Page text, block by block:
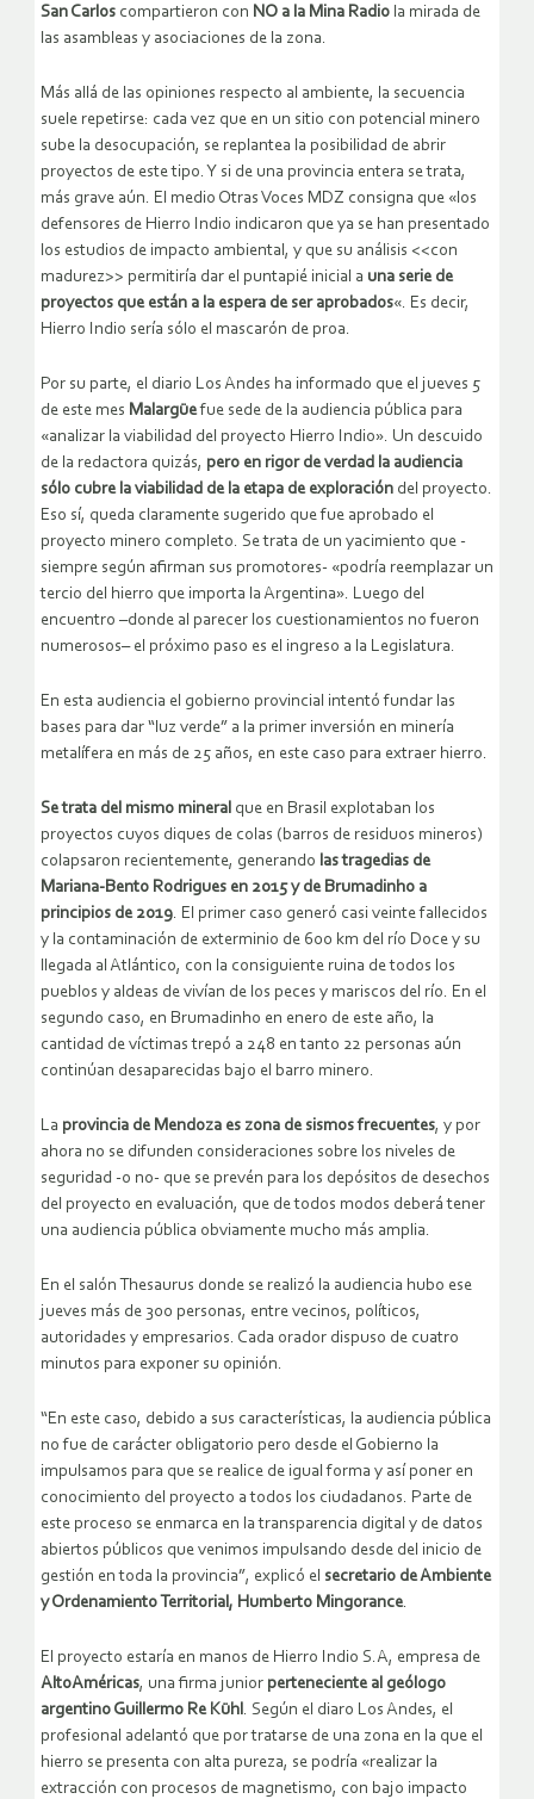
San Carlos compartieron con NO a la Mina Radio la mirada de
las asambleas y asociaciones de la zona.
Más allá de las opiniones respecto al ambiente, la secuencia
suele repetirse: cada vez que en un sitio con potencial minero
sube la desocupación, se replantea la posibilidad de abrir
proyectos de este tipo. Y si de una provincia entera se trata,
más grave aún. El medio Otras Voces MDZ consigna que «los
defensores de Hierro Indio indicaron que ya se han presentado
los estudios de impacto ambiental, y que su análisis <<con
madurez>> permitiría dar el puntapié inicial a una serie de
proyectos que están a la espera de ser aprobados«. Es decir,
Hierro Indio sería sólo el mascarón de proa.
Por su parte, el diario Los Andes ha informado que el jueves 5
de este mes Malargüefue sede de la audiencia pública para
«analizar la viabilidad del proyecto Hierro Indio». Un descuido
de la redactora quizás, pero en rigor de verdad la audiencia
sólo cubre la viabilidad de la etapa de exploración del proyecto.
Eso sí, queda claramente sugerido que fue aprobado el
proyecto minero completo. Se trata de un yacimiento que -
siempre según afirman sus promotores- «podría reemplazar un
tercio del hierro que importa la Argentina». Luego del
encuentro –donde al parecer los cuestionamientos no fueron
numerosos– el próximo paso es el ingreso a la Legislatura.
En esta audiencia el gobierno provincial intentó fundar las
bases para dar “luz verde” a la primer inversión en minería
metalífera en más de 25 años, en este caso para extraer hierro.
Se trata del mismo mineral que en Brasil explotaban los
proyectos cuyos diques de colas (barros de residuos mineros)
colapsaron recientemente, generando las tragedias de
Mariana-Bento Rodrigues en 2015 y de Brumadinho a
principios de 2019. El primer caso generó casi veinte fallecidos
y la contaminación de exterminio de 600 km del río Doce y su
llegada al Atlántico, con la consiguiente ruina de todos los
pueblos y aldeas de vivían de los peces y mariscos del río. En el
segundo caso, en Brumadinho en enero de este año, la
cantidad de víctimas trepó a 248 en tanto 22 personas aún
continúan desaparecidas bajo el barro minero.
La provincia de Mendoza es zona de sismos frecuentes, y por
ahora no se difunden consideraciones sobre los niveles de
seguridad -o no- que se prevén para los depósitos de desechos
del proyecto en evaluación, que de todos modos deberá tener
una audiencia pública obviamente mucho más amplia.
En el salón Thesaurus donde se realizó la audiencia hubo ese
jueves más de 300 personas, entre vecinos, políticos,
autoridades y empresarios. Cada orador dispuso de cuatro
minutos para exponer su opinión.
“En este caso, debido a sus características, la audiencia pública
no fue de carácter obligatorio pero desde el Gobierno la
impulsamos para que se realice de igual forma y así poner en
conocimiento del proyecto a todos los ciudadanos. Parte de
este proceso se enmarca en la transparencia digital y de datos
abiertos públicos que venimos impulsando desde del inicio de
gestión en toda la provincia”, explicó el secretario de Ambiente
y Ordenamiento Territorial, Humberto Mingorance.
El proyecto estaría en manos de Hierro Indio S.A, empresa de
AltoAméricas, una firma junior perteneciente al geólogo
argentino Guillermo Re Kühl. Según el diaro Los Andes, el
profesional adelantó que por tratarse de una zona en la que el
hierro se presenta con alta pureza, se podría «realizar la
extracción con procesos de magnetismo, con bajo impacto